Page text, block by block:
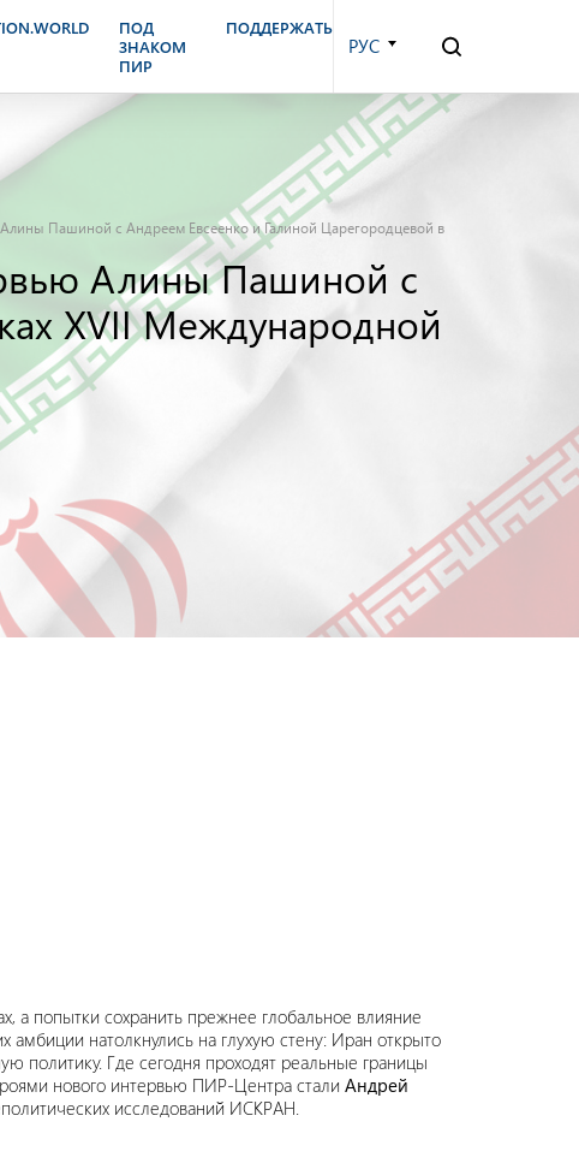
ПОД
ЗНАКОМ
ПИР
ПОДДЕРЖАТЬ
РУС
Пашиной с Андреем Евсеенко и Галиной Царегородцевой в
Алины Пашиной с
XVII Международной
а попытки сохранить прежнее глобальное влияние
натолкнулись на глухую стену: Иран открыто
политику. Где сегодня проходят реальные границы
нового интервью ПИР-Центра стали Андрей
исследований ИСКРАН.